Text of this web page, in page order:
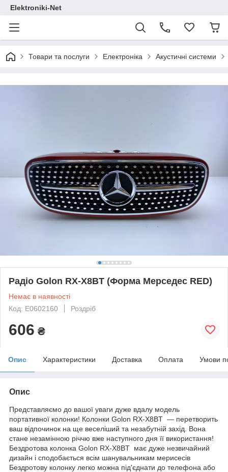
Elektroniki-Net
Товари та послуги Електроніка Акустичні системи
Радіо Golon RX-X8BT (Форма Мерседес RED)
Немає в наявності
Код: E0602160
Роздріб
606 ₴
Опис Характеристики Доставка Оплата Умови
Опис
Представляємо до вашої уваги дуже вдалу модель
портативної колонки! Колонки Golon RX-X8BT — перетворить
ваш відпочинок на ще веселіший та незабутній захід. Вона
стане незамінною річчю вже наступного дня її використання!
Бездротова колонка Golon RX-X8BT має дуже незвичайний
дизайн і сподобається всім шанувальникам мерисесів
Бездротову колонку легко можна під'єднати до телефона або